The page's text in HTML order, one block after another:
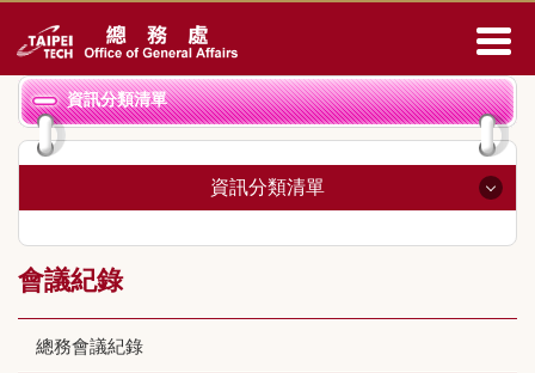
到
要
內
容
區
資訊分類清單
資訊分類清單
總務長室
事務組
營繕組
會議紀錄
總務會議紀錄